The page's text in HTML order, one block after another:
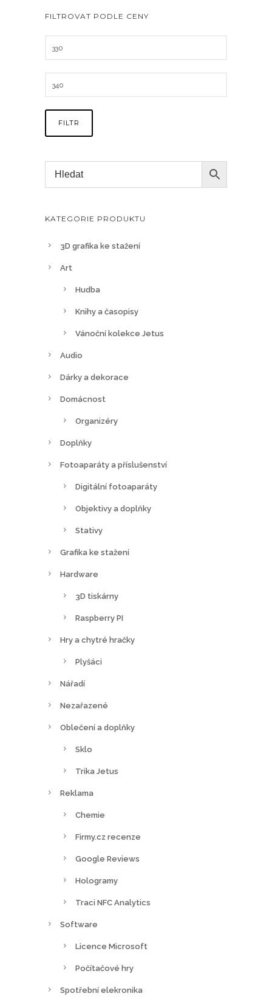
FILTROVAT PODLE CENY
FILTR
KATEGORIE PRODUKTU
3D grafika ke stažení
Art
Hudba
Knihy a časopisy
Vánoční kolekce Jetus
Audio
Dárky a dekorace
Domácnost
Organizéry
Doplňky
Fotoaparáty a příslušenství
Digitální fotoaparáty
Objektivy a doplňky
Stativy
Grafika ke stažení
Hardware
3D tiskárny
Raspberry PI
Hry a chytré hračky
Plyšáci
Nářadí
Nezařazené
Oblečení a doplňky
Sklo
Trika Jetus
Reklama
Chemie
Firmy.cz recenze
Google Reviews
Hologramy
Traci NFC Analytics
Software
Licence Microsoft
Počítačové hry
Spotřební elekronika